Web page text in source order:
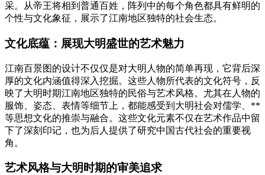
采。从帝王将相到普通百姓，阵列中的每个角色都具有鲜明的
个性与文化象征，展示了江南地区独特的社会生态。
文化底蕴：展现大明盛世的艺术魅力
江南百景图的设计不仅仅是对大明人物的简单再现，它背后深
厚的文化内涵值得深入挖掘。这些人物所代表的文化符号，反
映了大明时期江南地区独特的民俗与艺术风格。尤其在人物的
服饰、姿态、表情等细节上，都能感受到大明社会对儒学、**
等思想文化的推崇与融合。这些文化元素不仅在艺术作品中留
下了深刻印记，也为后人提供了研究中国古代社会的重要视
角。
艺术风格与大明时期的审美追求